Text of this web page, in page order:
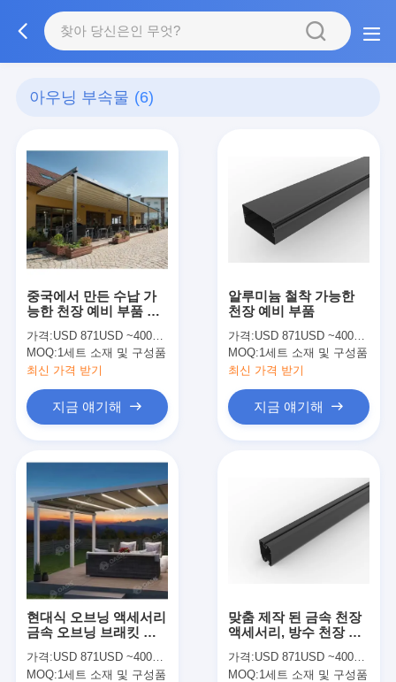
아우닝 부속물 (6)
중국에서 만든 수납 가
능한 천장 예비 부품 주
가격:USD 871USD ~4000USD or more based on the sizes
MOQ:1세트 소재 및 구성품
최신 가격 받기
지금 얘기해
알루미늄 철착 가능한
천장 예비 부품
가격:USD 871USD ~4000USD or more based on the sizes
MOQ:1세트 소재 및 구성품
최신 가격 받기
지금 얘기해
현대식 오브닝 액세서리
금속 오브닝 브래킷 스
가격:USD 871USD ~4000USD or more based on the sizes
MOQ:1세트 소재 및 구성품
맞춤 제작 된 금속 천장
액세서리, 방수 천장 하
가격:USD 871USD ~4000USD or more based on the sizes
MOQ:1세트 소재 및 구성품